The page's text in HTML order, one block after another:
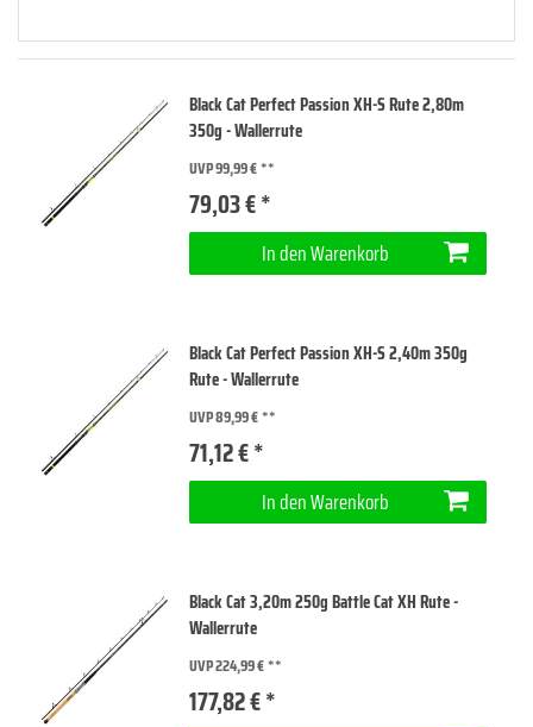
Black Cat Perfect Passion XH-S Rute 2,80m
350g - Wallerrute
UVP 99,99 €
79,03 € *
In den Warenkorb
Black Cat Perfect Passion XH-S 2,40m 350g
Rute - Wallerrute
UVP 89,99 €
71,12 € *
In den Warenkorb
Black Cat 3,20m 250g Battle Cat XH Rute -
Wallerrute
UVP 224,99 €
177,82 € *